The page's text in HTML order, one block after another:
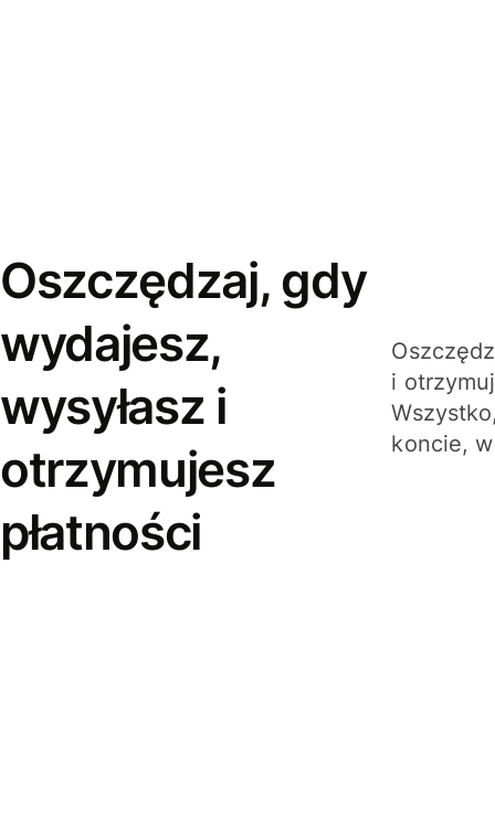
Oszczędzaj, gdy
wydajesz,
wysyłasz i
otrzymujesz
płatności
i
koncie,